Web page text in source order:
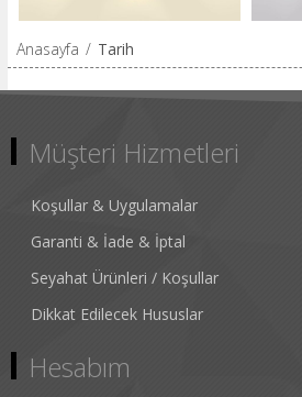
Anasayfa / Tarih
Müşteri Hizmetleri
Koşullar & Uygulamalar
Garanti & İade & İptal
Seyahat Ürünleri / Koşullar
Dikkat Edilecek Hususlar
Hesabım